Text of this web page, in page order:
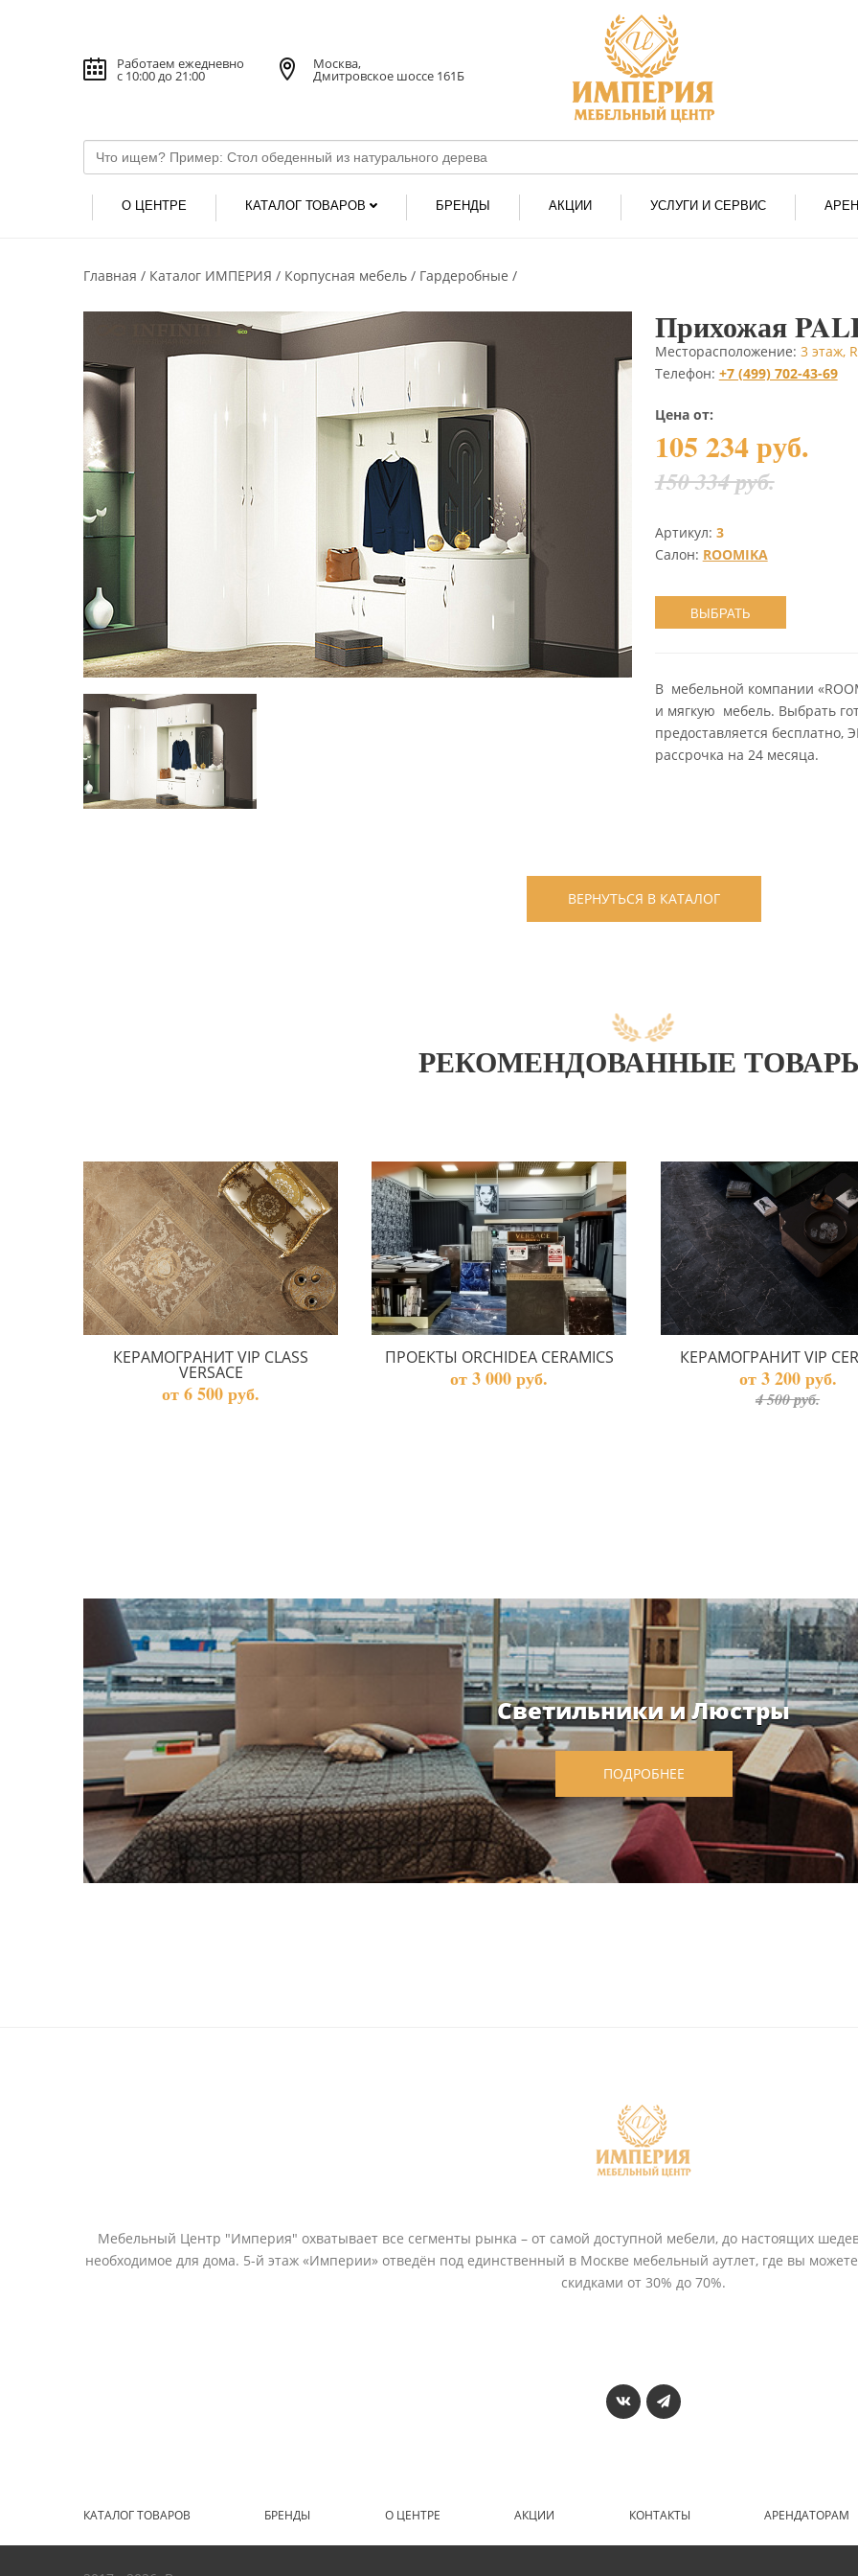
Работаем ежедневно
с 10:00 до 21:00
Москва,
Дмитровское шоссе 161Б
О ЦЕНТРЕ КАТАЛОГ ТОВАРОВ БРЕНДЫ АКЦИИ УСЛУГИ И СЕРВИС
Главная Каталог ИМПЕРИЯ Корпусная мебель Гардеробные
Прихожая
Месторасположение: 3 этаж,
Телефон: +7 (499) 702-43-69
Цена от:
105 234 руб.
150 334 руб.
Артикул: 3
Салон: ROOMIKA
ВЫБРАТЬ
В мебельной компании
и мягкую мебель. Выбрать
предоставляется
рассрочка на 24 месяца.
ВЕРНУТЬСЯ В КАТАЛОГ
РЕКОМЕНДОВАННЫЕ
КЕРАМОГРАНИТ VIP CLASS
VERSACE
от 6 500 руб.
ПРОЕКТЫ ORCHIDEA CERAMICS
от 3 000 руб.
КЕРАМОГРАНИТ VIP
от 3 200 руб.
4 500 руб.
Светильники и Люстры
ПОДРОБНЕЕ
Мебельный Центр "Империя" охватывает все сегменты рынка – от самой доступной мебели, до настоящих
необходимое для дома. 5-й этаж «Империи» отведён под единственный в Москве мебельный аутлет, где вы
скидками от 30% до 70%.
КАТАЛОГ ТОВАРОВ БРЕНДЫ О ЦЕНТРЕ АКЦИИ КОНТАКТЫ АРЕНДАТОРАМ